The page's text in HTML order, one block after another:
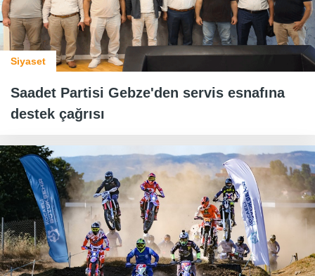
Siyaset
Saadet Partisi Gebze'den servis esnafına
destek çağrısı